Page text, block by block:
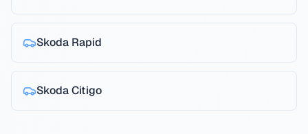
Skoda Rapid
SkodaCitigo